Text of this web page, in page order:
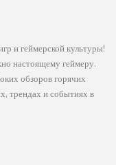
и геймерской культуры!
настоящему геймеру.
обзоров горячих
трендах и событиях в